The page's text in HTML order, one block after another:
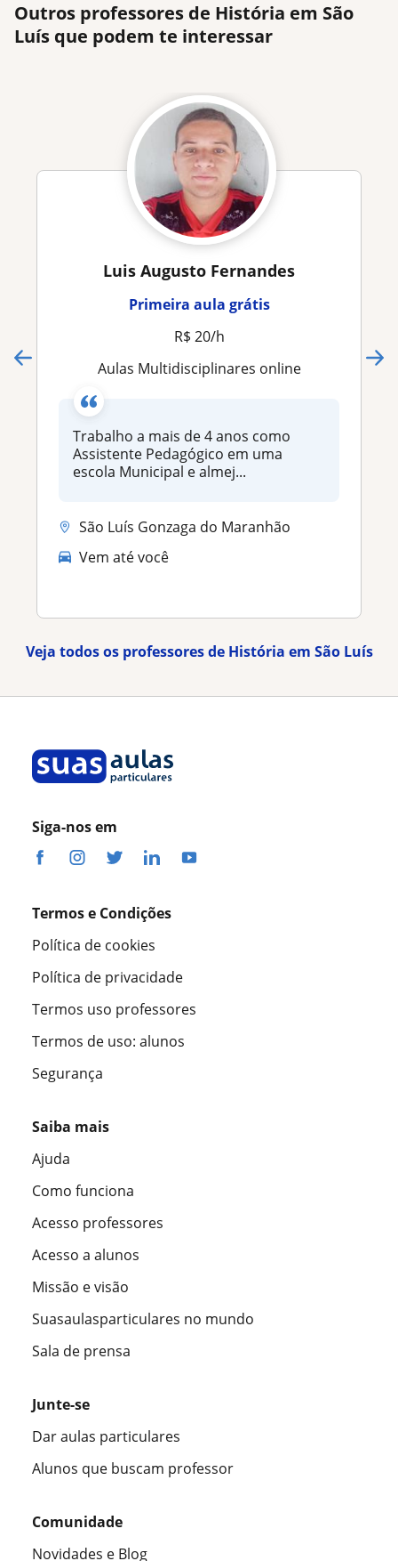
Outros professores de História em São
Luís que podem te interessar
Luis Augusto Fernandes
Primeira aula grátis
R$ 20/h
Aulas Multidisciplinares online
Trabalho a mais de 4 anos como
Assistente Pedagógico em uma
escola Municipal e almej...
São Luís Gonzaga do Maranhão
Vem até você
Veja todos os professores de História em São Luís
Siga-nos em
Termos e Condições
Política de cookies
Política de privacidade
Termos uso professores
Termos de uso: alunos
Segurança
Saiba mais
Ajuda
Como funciona
Acesso professores
Acesso a alunos
Missão e visão
Suasaulasparticulares no mundo
Sala de prensa
Junte-se
Dar aulas particulares
Alunos que buscam professor
Comunidade
Novidades e Blog